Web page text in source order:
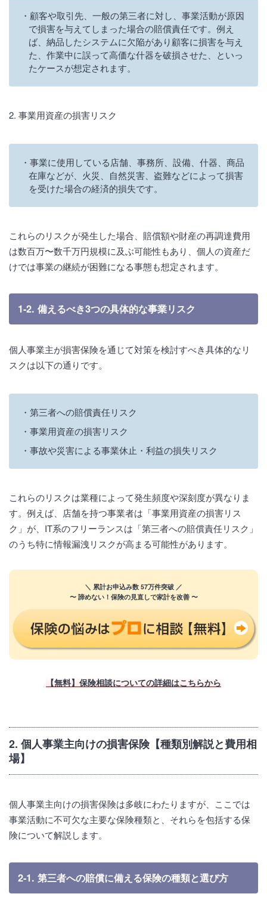
顧客や取引先、一般の第三者に対し、事業活動が原因
で損害を与えてしまった場合の賠償責任です。例え
ば、納品したシステムに欠陥があり顧客に損害を与え
た、作業中に誤って高価な什器を破損させた、といっ
たケースが想定されます。
2. 事業用資産の損害リスク
事業に使用している店舗、事務所、設備、什器、商品
在庫などが、火災、自然災害、盗難などによって損害
を受けた場合の経済的損失です。
これらのリスクが発生した場合、賠償額や財産の再調達費用
は数百万〜数千万円規模に及ぶ可能性もあり、個人の資産だ
けでは事業の継続が困難になる事態も想定されます。
1-2. 備えるべき3つの具体的な事業リスク
個人事業主が損害保険を通じて対策を検討すべき具体的なリ
スクは以下の通りです。
第三者への賠償責任リスク
事業用資産の損害リスク
事故や災害による事業休止・利益の損失リスク
これらのリスクは業種によって発生頻度や深刻度が異なりま
す。例えば、店舗を持つ事業者は「事業用資産の損害リス
ク」が、IT系のフリーランスは「第三者への賠償責任リスク」
のうち特に情報漏洩リスクが高まる可能性があります。
＼ 累計お申込み数 57万件突破 ／
〜 諦めない！保険の見直しで家計を改善 〜
【無料】保険相談についての詳細はこちらから
2. 個人事業主向けの損害保険【種類別解説と費用相
場】
個人事業主向けの損害保険は多岐にわたりますが、ここでは
事業活動に不可欠な主要な保険種類と、それらを包括する保
険について解説します。
2-1. 第三者への賠償に備える保険の種類と選び方